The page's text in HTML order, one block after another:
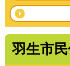
羽生市